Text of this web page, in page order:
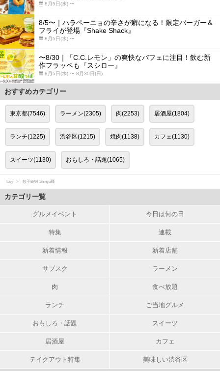
8月5日(水) 〜
8/5〜｜ハラペーニョの辛さが癖になる！限定バーガー＆
フライが登場『Shake Shack』
8月5日(水) 〜
〜8/30｜「C.C.レモン」の爽快なパフェに注目！飲む新
作フラッペも『スシロー』
8月5日(水) 〜 8月30日(日)
おすすめカテゴリー
東京都(7546) ラーメン(2305) 肉(2253) 居酒屋(1804)
ランチ(1225) 渋谷区(1215) 焼肉(1138) カフェ(1130)
スイーツ(1130) おもしろ・話題(1065)
favy 餃子BAR Shinya麺
カテゴリ一覧
グルメイベント 今日は何の日
特集 連載
新着情報 新着店舗
サブスク ラーメン
肉 食べ放題
ランチ ご当地グルメ
おもしろ・話題 スイーツ
居酒屋 カフェ
テイクアウト特集 美味しい渋谷区